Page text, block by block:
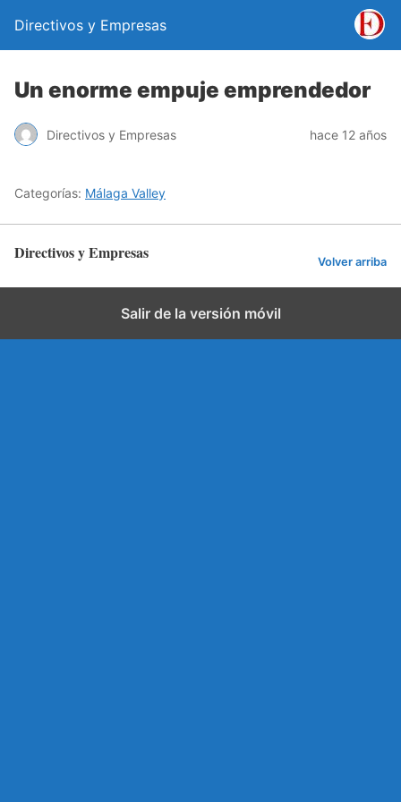
Directivos y Empresas
Un enorme empuje emprendedor
Directivos y Empresas hace 12 años
Categorías: Málaga Valley
Directivos y Empresas Volver arriba
Salir de la versión móvil